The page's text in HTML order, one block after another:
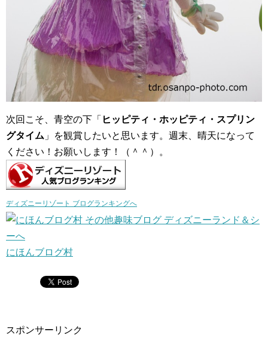
次回こそ、青空の下「 ヒッピティ・ホッピティ・スプリン
グタイム 」を観賞したいと思います。週末、晴天になって
ください！お願いします！（＾＾）。
ディズニーリゾート ブログランキングへ
にほんブログ村
スポンサーリンク